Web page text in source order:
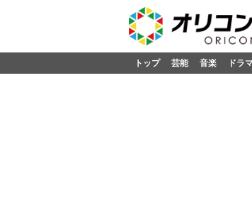
トップ 芸能 音楽 ドラ